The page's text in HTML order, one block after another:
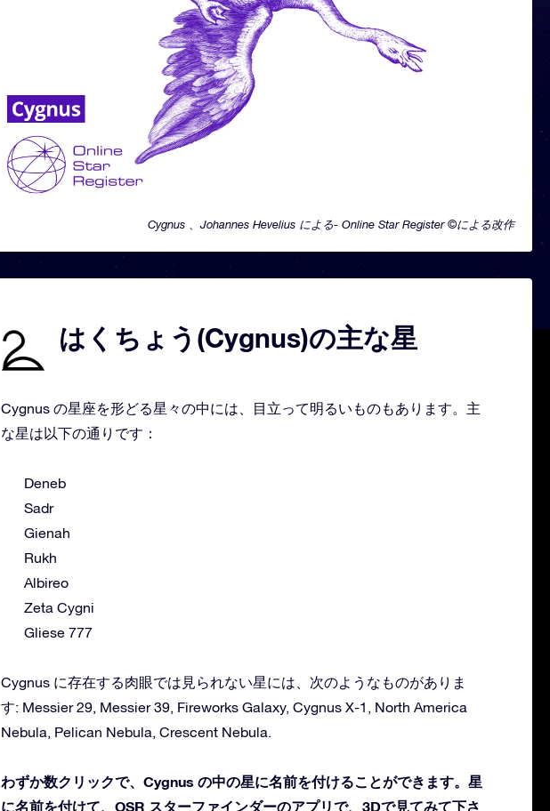
Cygnus 、Johannes Hevelius による- Online Star Register ©による改作
はくちょう(Cygnus)の主な星
Cygnus の星座を形どる星々の中には、目立って明るいものもあります。主
な星は以下の通りです：
Deneb
Sadr
Gienah
Rukh
Albireo
Zeta Cygni
Gliese 777
Cygnus に存在する肉眼では見られない星には、次のようなものがありま
す: Messier 29, Messier 39, Fireworks Galaxy, Cygnus X-1, North America
Nebula, Pelican Nebula, Crescent Nebula.
わずか数クリックで、Cygnus の中の星に名前を付けることができます。星
に名前を付けて、OSR スターファインダーのアプリで、3Dで見てみて下さ